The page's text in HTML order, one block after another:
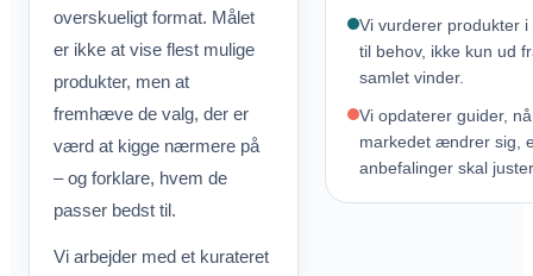
overskueligt format. Målet
er ikke at vise flest mulige
produkter, men at
fremhæve de valg, der er
værd at kigge nærmere på
– og forklare, hvem de
passer bedst til.
Vi arbejder med et kurateret
Vi vurderer produkter i
til behov, ikke kun ud
samlet vinder.
Vi opdaterer guider,
markedet ændrer sig,
anbefalinger skal